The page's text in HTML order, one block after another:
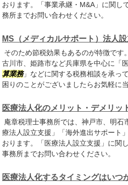
おります。「事業承継・M&A」に関し
務所までお問い合わせください。
MS（メディカルサポート）法人
そのため節税効果もあるのが特徴で
古川市、姫路市など兵庫県を中心に「
算業務」などに関する税務相談を承っ
困りのことがございましたらお気軽に
医療法人化のメリット・デメリッ
庵章税理士事務所では、神戸市、明
療法人設立支援」「海外進出サポート
おります。「医療法人設立支援」に関
事務所までお問い合わせください。
医療法人化するタイミングはいつ